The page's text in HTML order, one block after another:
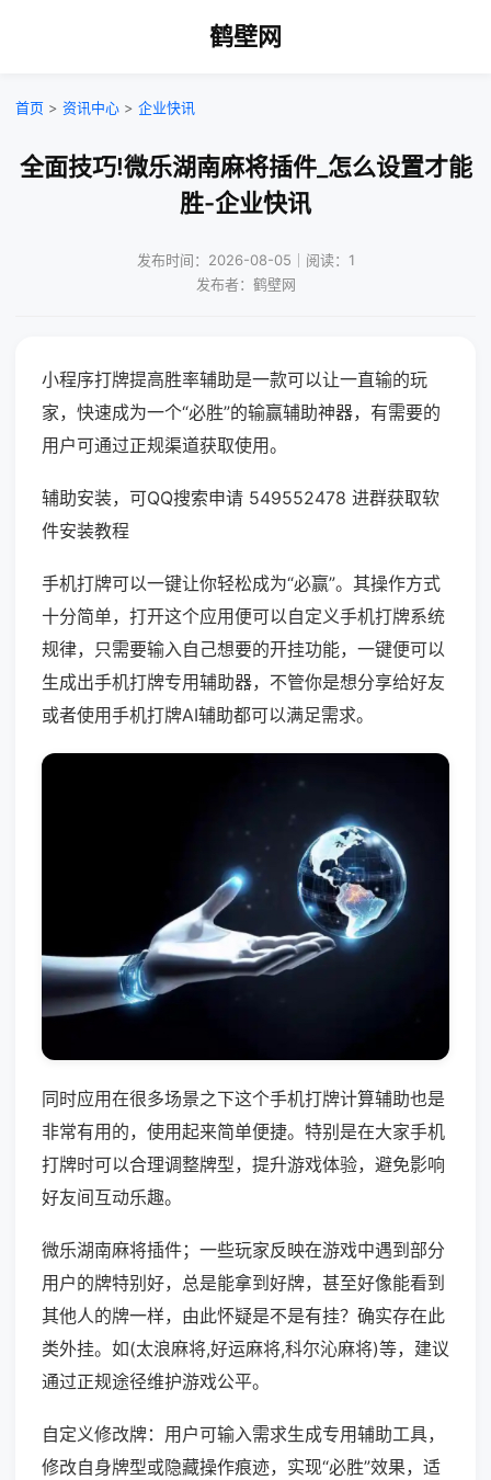
鹤壁网
首页 > 资讯中心 > 企业快讯
全面技巧!微乐湖南麻将插件_怎么设置才能
胜-企业快讯
发布时间：2026-08-05｜阅读：1
发布者：鹤壁网
小程序打牌提高胜率辅助是一款可以让一直输的玩
家，快速成为一个“必胜”的输赢辅助神器，有需要的
用户可通过正规渠道获取使用。
辅助安装，可QQ搜索申请 549552478 进群获取软
件安装教程
手机打牌可以一键让你轻松成为“必赢”。其操作方式
十分简单，打开这个应用便可以自定义手机打牌系统
规律，只需要输入自己想要的开挂功能，一键便可以
生成出手机打牌专用辅助器，不管你是想分享给好友
或者使用手机打牌AI辅助都可以满足需求。
同时应用在很多场景之下这个手机打牌计算辅助也是
非常有用的，使用起来简单便捷。特别是在大家手机
打牌时可以合理调整牌型，提升游戏体验，避免影响
好友间互动乐趣。
微乐湖南麻将插件；一些玩家反映在游戏中遇到部分
用户的牌特别好，总是能拿到好牌，甚至好像能看到
其他人的牌一样，由此怀疑是不是有挂？确实存在此
类外挂。如(太浪麻将,好运麻将,科尔沁麻将)等，建议
通过正规途径维护游戏公平。
自定义修改牌：用户可输入需求生成专用辅助工具，
修改自身牌型或隐藏操作痕迹，实现“必胜”效果，适